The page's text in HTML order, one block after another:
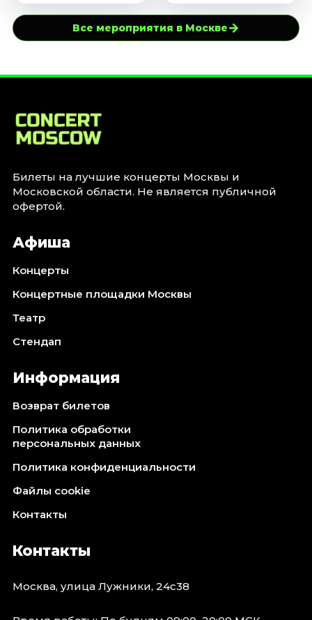
Все мероприятия в Москве→
Билеты на лучшие концерты Москвы и
Московской области. Не является публичной
офертой.
Афиша
Концерты
Концертные площадки Москвы
Театр
Стендап
Информация
Возврат билетов
Политика обработки
персональных данных
Политика конфиденциальности
Файлы cookie
Контакты
Контакты
Москва, улица Лужники, 24с38